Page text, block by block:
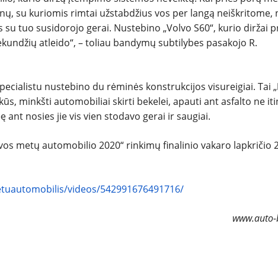
su kuriomis rimtai užstabdžius vos per langą neiškritome,
tuo susidorojo gerai. Nustebino „Volvo S60“, kurio diržai
atleido“, – toliau bandymų subtilybes pasakojo R.
nustebino du rėminės konstrukcijos visureigiai. Tai
minkšti automobiliai skirti bekelei, apauti ant asfalto ne
nosies jie vis vien stodavo gerai ir saugiai.
metų automobilio 2020“ rinkimų finalinio vakaro lapkričio
videos/542991676491716/